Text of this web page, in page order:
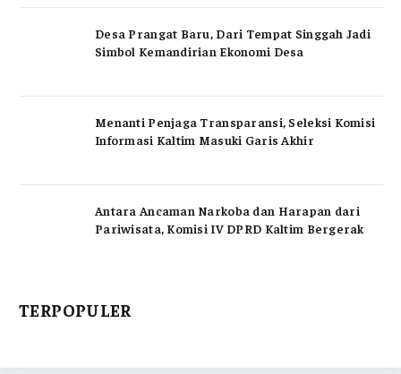
Desa Prangat Baru, Dari Tempat Singgah Jadi
Simbol Kemandirian Ekonomi Desa
Menanti Penjaga Transparansi, Seleksi Komisi
Informasi Kaltim Masuki Garis Akhir
Antara Ancaman Narkoba dan Harapan dari
Pariwisata, Komisi IV DPRD Kaltim Bergerak
TERPOPULER